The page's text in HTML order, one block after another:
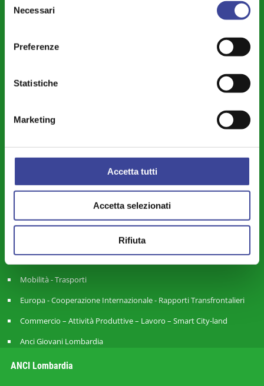
delNecessari
Preferenze
Statistiche
Marketing
Accetta tutti
Accetta selezionati
Rifiuta
Cultura - Turismo - Sport - Politiche Giovanili
Sicurezza - Protezione Civile - Polizia Locale
Servizi Pubblici Locali - Ambiente - Politiche Agricole - Green
Riforme Istituzionali - Riordino Territoriale - Autonomia
Piccoli Comuni – Montagna – Aree Interne – Forme Associative
Finanza Locale - Bilancio - Fiscalità - Personale
Mobilità - Trasporti
Europa - Cooperazione Internazionale - Rapporti Transfrontalieri
Commercio – Attività Produttive – Lavoro – Smart City-land
Anci Giovani Lombardia
ANCI Lombardia